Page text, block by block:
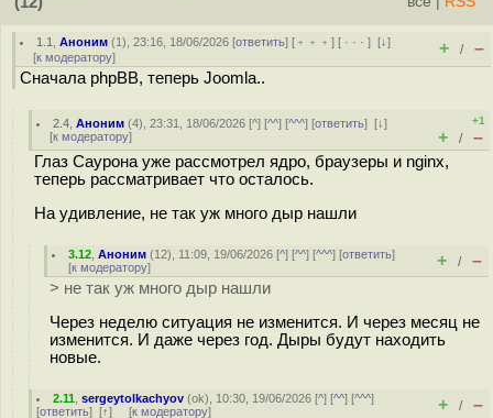
1.1 ,Аноним (1), 23:16, 18/06/2026 [ответить] [ ﹢﹢﹢] [ · · ·][↓]
[к модератору] + / –
Сначала phpBB, теперь Joomla..
2.4 ,Аноним (4), 23:31, 18/06/2026 [^] [^^] [^^^] [ответить][↓]
[к модератору]
+1
+ / –
Глаз Саурона уже рассмотрел ядро, браузеры и nginx,
теперь рассматривает что осталось.
На удивление, не так уж много дыр нашли
3.12 ,Аноним (12), 11:09, 19/06/2026 [^] [^^] [^^^] [ответить]
[к модератору] + / –
> не так уж много дыр нашли
Через неделю ситуация не изменится. И через месяц не
изменится. И даже через год. Дыры будут находить
новые.
2.11 ,sergeytolkachyov (ok), 10:30, 19/06/2026 [^] [^^] [^^^]
[ответить] [↑] [к модератору] + / –